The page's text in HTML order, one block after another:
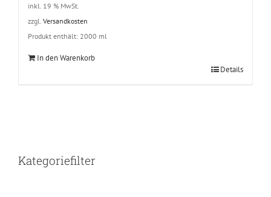
inkl. 19 % MwSt.
zzgl. Versandkosten
Produkt enthält: 2000 ml
In den Warenkorb
Details
Kategoriefilter